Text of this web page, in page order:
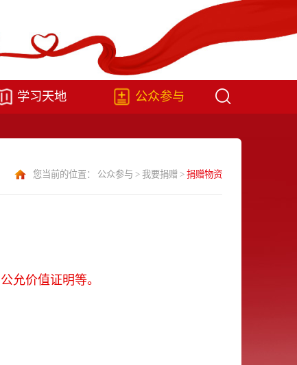
学习天地 公众参与
您当前的位置： 公众参与 >我要捐赠 >捐赠物资
价值证明等。